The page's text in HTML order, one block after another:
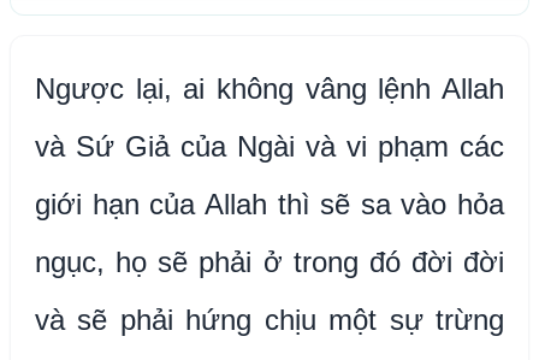
Ngược lại, ai không vâng lệnh Allah
và Sứ Giả của Ngài và vi phạm các
giới hạn của Allah thì sẽ sa vào hỏa
ngục, họ sẽ phải ở trong đó đời đời
và sẽ phải hứng chịu một sự trừng